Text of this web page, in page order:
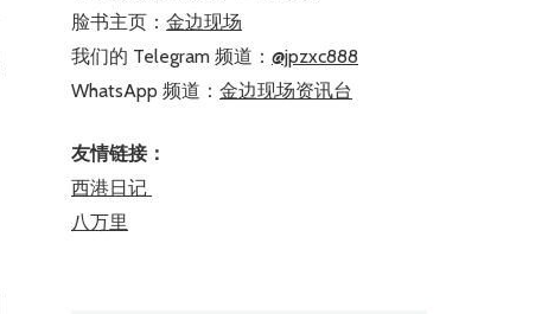
脸书主页： 金边现场
我们的 Telegram 频道： @jpzxc888
WhatsApp 频道： 金边现场资讯台
友情链接：
西港日记
八万里